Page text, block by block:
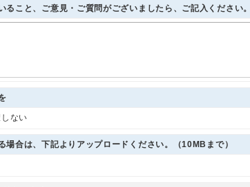
ること、ご意見・ご質問がございましたら、ご記入ください。
ない
場合は、下記よりアップロードください。（10MBまで）